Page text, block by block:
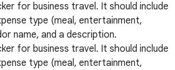
for business travel. It should include
type (meal, entertainment,
name, and a description.
for business travel. It should include
type (meal, entertainment,